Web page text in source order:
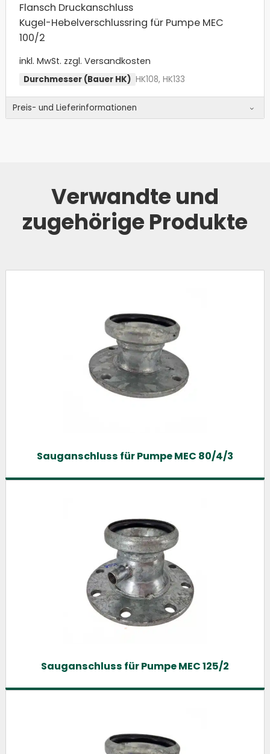
Flansch Druckanschluss
Kugel-Hebelverschlussring für Pumpe MEC
100/2
inkl. MwSt. zzgl. Versandkosten
HK108, HK133
Durchmesser (Bauer HK)
Preis- und Lieferinformationen
Verwandte und
zugehörige Produkte
Sauganschluss für Pumpe MEC 80/4/3
Sauganschluss für Pumpe MEC 125/2